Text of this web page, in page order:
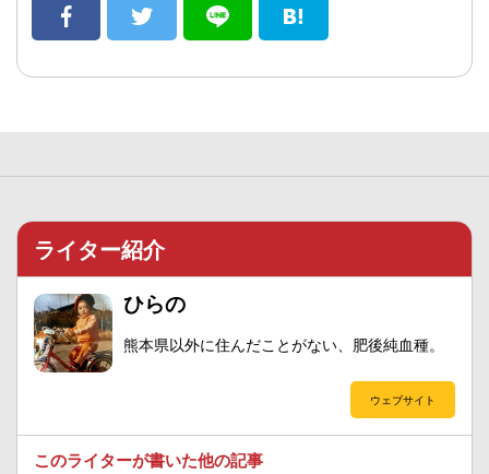
ライター紹介
ひらの
熊本県以外に住んだことがない、肥後純血種。
ウェブサイト
このライターが書いた他の記事